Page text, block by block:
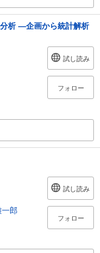
析 ―企画から統計解析
試し読み
フォロー
郎
試し読み
フォロー